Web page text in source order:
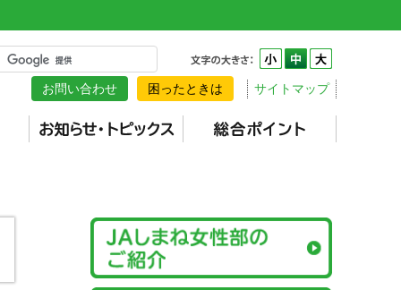
お問い合わせ 困ったときは サイトマップ